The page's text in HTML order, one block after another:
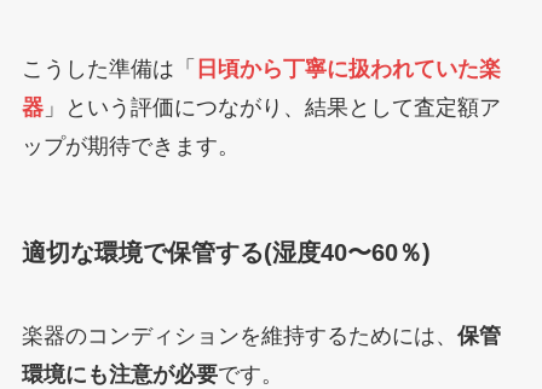
こうした準備は「 日頃から丁寧に扱われていた楽
器」という評価につながり、結果として査定額ア
ップが期待できます。
適切な環境で保管する(湿度40〜60％)
楽器のコンディションを維持するためには、 保管
環境にも注意が必要です。